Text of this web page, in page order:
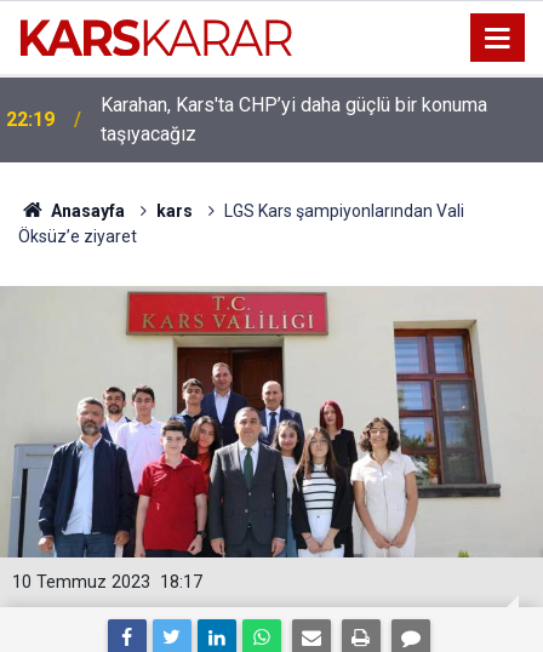
16:15
Uludaşdemir, YENİ Parti’nin kurucu il başkanlığı
görevine getirildi
Anasayfa kars
LGS Kars şampiyonlarından Vali
Öksüz’e ziyaret
18:17
10 Temmuz 2023